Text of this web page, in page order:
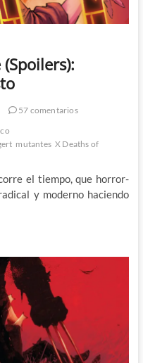
57 comentarios
mutantes X Deaths of
el tiempo, que horror-
y moderno haciendo